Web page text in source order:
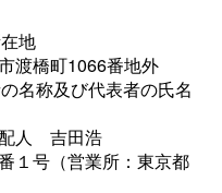
地
渡橋町1066番地外
名称及び代表者の氏名
人 吉田浩
１号（営業所：東京都